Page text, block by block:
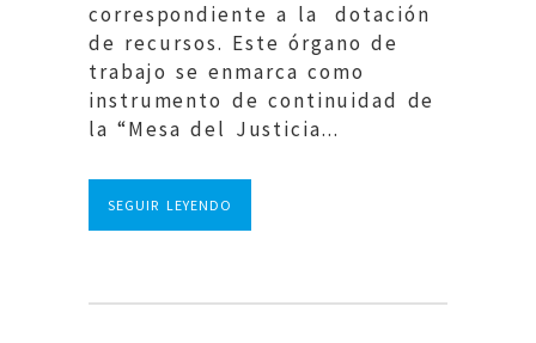
correspondiente a la dotación
de recursos. Este órgano de
trabajo se enmarca como
instrumento de continuidad de
la “Mesa del Justicia...
SEGUIR LEYENDO